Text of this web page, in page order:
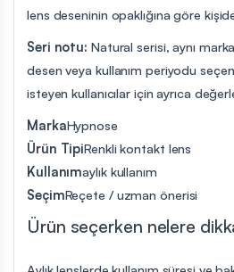
lens deseninin opaklığına göre
Seri notu: Natural serisi, aynı
desen veya kullanım periyodu
isteyen kullanıcılar için ayrıca
MarkaHypnose
Ürün TipiRenkli kontakt lens
Kullanımaylık kullanım
SeçimReçete / uzman önerisi
Ürün seçerken nelere